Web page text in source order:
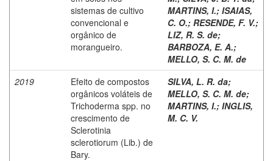
sistemas de cultivo
convencional e
orgânico de
morangueiro.
MARTINS, I.; ISAIAS,
C. O.; RESENDE, F. V.;
LIZ, R. S. de;
BARBOZA, E. A.;
MELLO, S. C. M. de
2019
Efeito de compostos
orgânicos voláteis de
Trichoderma spp. no
crescimento de
Sclerotinia
sclerotiorum (Lib.) de
Bary.
SILVA, L. R. da;
MELLO, S. C. M. de;
MARTINS, I.; INGLIS,
M. C. V.